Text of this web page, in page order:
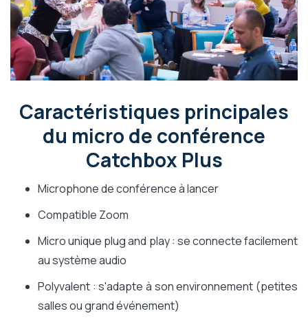
Caractéristiques principales
du micro de conférence
Catchbox Plus
Microphone de conférence à lancer
Compatible Zoom
Micro unique plug and play : se connecte facilement
au système audio
Polyvalent : s'adapte à son environnement (petites
salles ou grand événement)